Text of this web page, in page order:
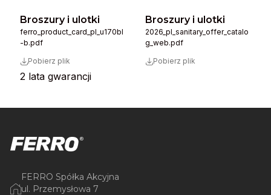
Broszury i ulotki
ferro_product_card_pl_u170bl
-b.pdf
Pobierz plik
Broszury i ulotki
2026_pl_sanitary_offer_catalo
g_web.pdf
Pobierz plik
2 lata gwarancji
FERRO Spółka Akcyjna
ul. Przemysłowa 7